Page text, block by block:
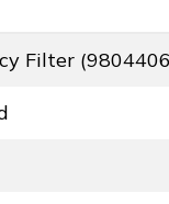
Filter